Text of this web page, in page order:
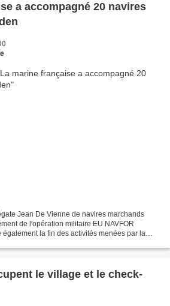
a accompagné 20 navires
Jean De Vienne de navires marchands
de l'opération militaire EU NAVFOR
la fin des activités menées par la
le village et le check-